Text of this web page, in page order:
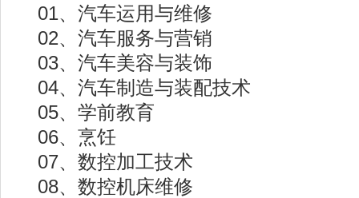
01、汽车运用与维修
02、汽车服务与营销
03、汽车美容与装饰
04、汽车制造与装配技术
05、学前教育
06、烹饪
07、数控加工技术
08、数控机床维修